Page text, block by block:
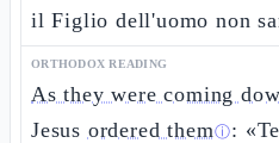
il Figlio dell'uomo non
ORTHODOX READING
As they were coming
Jesus ordered themⓘ: